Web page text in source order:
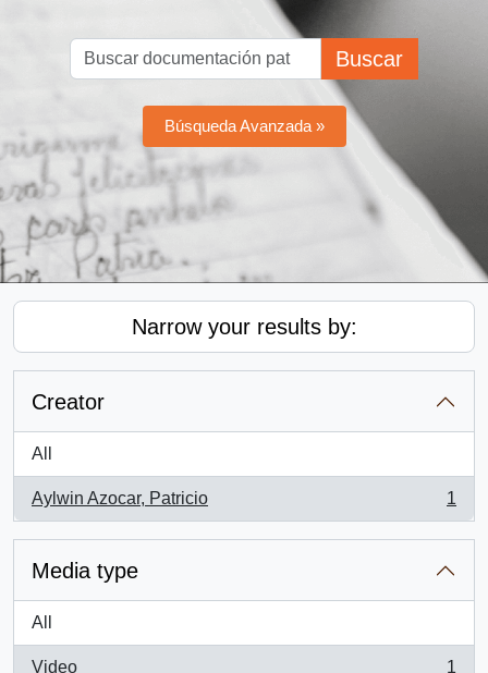
Buscar
Búsqueda Avanzada »
Narrow your results by:
Creator
All
Aylwin Azocar, Patricio
, 1 results
1
Media type
All
Video 1